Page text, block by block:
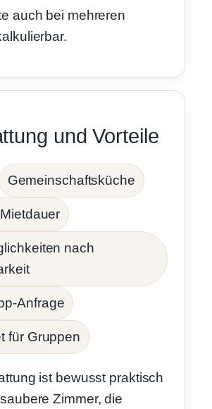
auch bei mehreren
und Vorteile
Gemeinschaftsküche
nach
Anfrage
für Gruppen
ist bewusst praktisch
Zimmer, die